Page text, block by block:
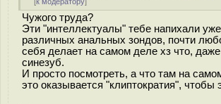
Чужого труда?
Эти "интеллектуалы" тебе напихали
различных анальных зондов, почти
себя делает на самом деле хз что,
синезуб.
И просто посмотреть, а что там на
это оказывается "клиптократия", чтобы